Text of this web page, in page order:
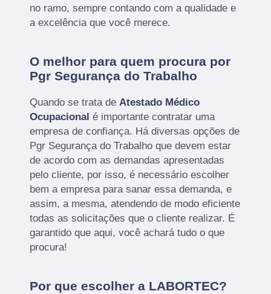
no ramo, sempre contando com a qualidade e
a excelência que você merece.
O melhor para quem procura por
Pgr Segurança do Trabalho
Quando se trata deAtestado Médico
Ocupacional é importante contratar uma
empresa de confiança. Há diversas opções de
Pgr Segurança do Trabalho que devem estar
de acordo com as demandas apresentadas
pelo cliente, por isso, é necessário escolher
bem a empresa para sanar essa demanda, e
assim, a mesma, atendendo de modo eficiente
todas as solicitações que o cliente realizar. É
garantido que aqui, você achará tudo o que
procura!
Por que escolher a LABORTEC?